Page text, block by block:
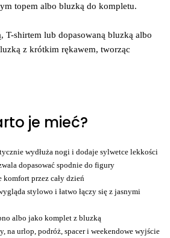
topem albo bluzką do kompletu.
T-shirtem lub dopasowaną bluzką albo
z krótkim rękawem, tworząc
je mieć?
wydłuża nogi i dodaje sylwetce lekkości
dopasować spodnie do figury
komfort przez cały dzień
stylowo i łatwo łączy się z jasnymi
albo jako komplet z bluzką
na urlop, podróż, spacer i weekendowe wyjście